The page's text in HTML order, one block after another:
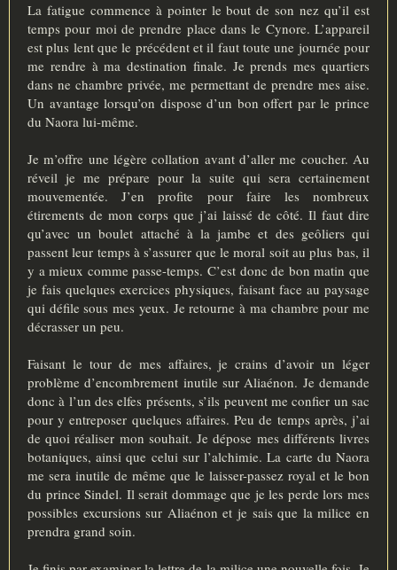
La fatigue commence à pointer le bout de son nez qu’il est
temps pour moi de prendre place dans le Cynore. L’appareil
est plus lent que le précédent et il faut toute une journée pour
me rendre à ma destination finale. Je prends mes quartiers
dans ne chambre privée, me permettant de prendre mes aise.
Un avantage lorsqu’on dispose d’un bon offert par le prince
du Naora lui-même.
Je m’offre une légère collation avant d’aller me coucher. Au
réveil je me prépare pour la suite qui sera certainement
mouvementée. J’en profite pour faire les nombreux
étirements de mon corps que j’ai laissé de côté. Il faut dire
qu’avec un boulet attaché à la jambe et des geôliers qui
passent leur temps à s’assurer que le moral soit au plus bas, il
y a mieux comme passe-temps. C’est donc de bon matin que
je fais quelques exercices physiques, faisant face au paysage
qui défile sous mes yeux. Je retourne à ma chambre pour me
décrasser un peu.
Faisant le tour de mes affaires, je crains d’avoir un léger
problème d’encombrement inutile sur Aliaénon. Je demande
donc à l’un des elfes présents, s’ils peuvent me confier un sac
pour y entreposer quelques affaires. Peu de temps après, j’ai
de quoi réaliser mon souhait. Je dépose mes différents livres
botaniques, ainsi que celui sur l’alchimie. La carte du Naora
me sera inutile de même que le laisser-passez royal et le bon
du prince Sindel. Il serait dommage que je les perde lors mes
possibles excursions sur Aliaénon et je sais que la milice en
prendra grand soin.